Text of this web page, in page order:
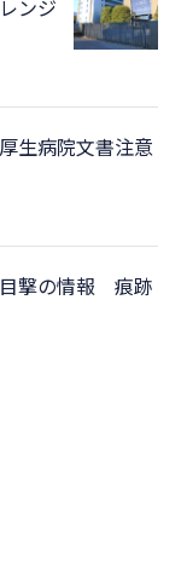
ンジ
生病院文書注意
撃の情報 痕跡